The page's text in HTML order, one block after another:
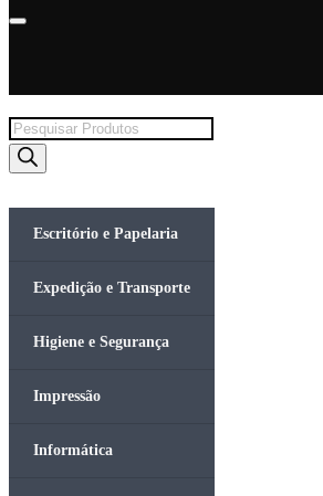
Products
search
Escritório e Papelaria
Expedição e Transporte
Higiene e Segurança
Impressão
Informática